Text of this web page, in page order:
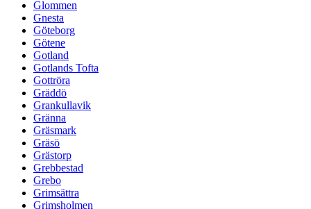
Glommen
Gnesta
Göteborg
Götene
Gotland
Gotlands Tofta
Gottröra
Gräddö
Grankullavik
Gränna
Gräsmark
Gräsö
Grästorp
Grebbestad
Grebo
Grimsättra
Grimsholmen